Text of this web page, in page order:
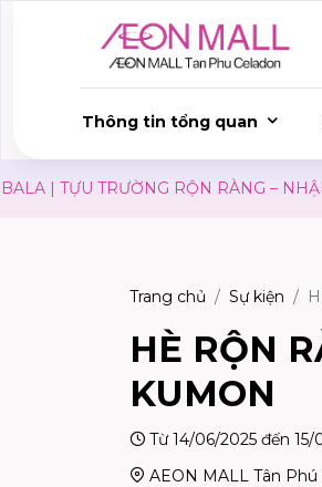
Thông tin tổng quan
TRƯỜNG RỘN RÀNG – NHẬN QUÀ
Trang chủ Sự kiện
HÈ RỘN
KUMON
Từ 14/06/2025 đến 15/
AEON MALL Tân Phú